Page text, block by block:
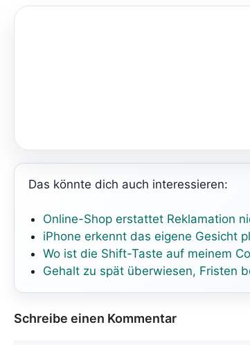
Das könnte dich auch interessieren:
Online-Shop erstattet Reklamation
iPhone erkennt das eigene Gesicht
Wo ist die Shift-Taste auf meinem
Gehalt zu spät überwiesen, Fristen
Schreibe einen Kommentar